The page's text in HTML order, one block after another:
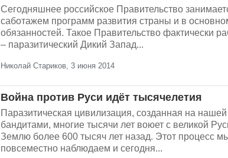
Сегодняшнее российское Правительство
саботажем программ развития страны и в
обязанностей. Такое Правительство фактически
– паразитический Дикий Запад...
Николай Стариков, 3 июня 2014
Война против Руси идёт тысячелетия
Паразитическая цивилизация, созданная на
бандитами, многие тысячи лет воюет с великой
Землю более 600 тысяч лет назад. Этот процесс
повсеместно наблюдаем и сегодня...